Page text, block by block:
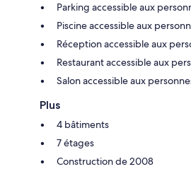
Parking accessible aux
Piscine accessible aux
Réception accessible aux
Restaurant accessible aux
Salon accessible aux
Plus
4 bâtiments
7 étages
Construction de 2008